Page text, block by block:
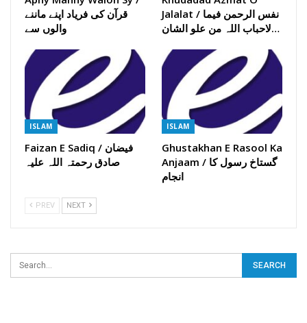
قرآن کی فریاد اپنے ماننے
والوں سے
Jalalat / نفس الرحمن فیما
لاحباب اللہ من علو الشان…
ISLAM
Faizan E Sadiq / فیضان
صادق رحمتہ اللہ علیہ
ISLAM
Ghustakhan E Rasool Ka
Anjaam / گستاخ رسول کا
انجام
PREV NEXT